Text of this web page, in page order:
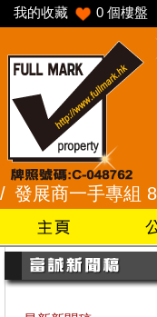
我的收藏 0 個樓盤
專組 8101 2345 /